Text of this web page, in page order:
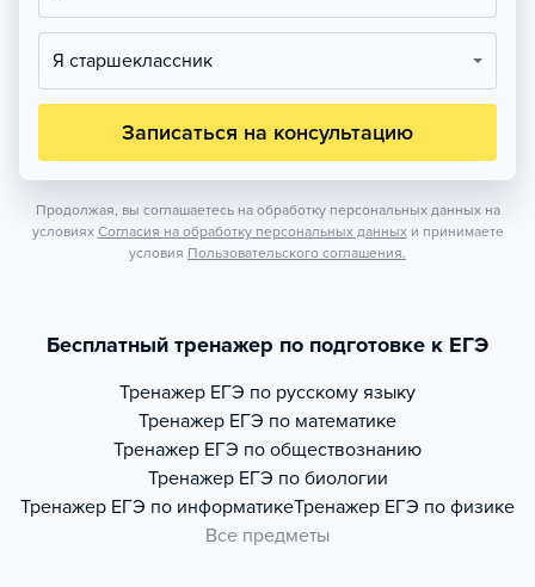
Я старшеклассник
Записаться на консультацию
Продолжая, вы соглашаетесь на обработку персональных данных на
условиях Согласия на обработку персональных данных и принимаете
условия Пользовательского соглашения.
Бесплатный тренажер по подготовке к ЕГЭ
Тренажер ЕГЭ по русскому языку
Тренажер ЕГЭ по математике
Тренажер ЕГЭ по обществознанию
Тренажер ЕГЭ по биологии
Тренажер ЕГЭ по информатикеТренажер ЕГЭ по физике
Все предметы